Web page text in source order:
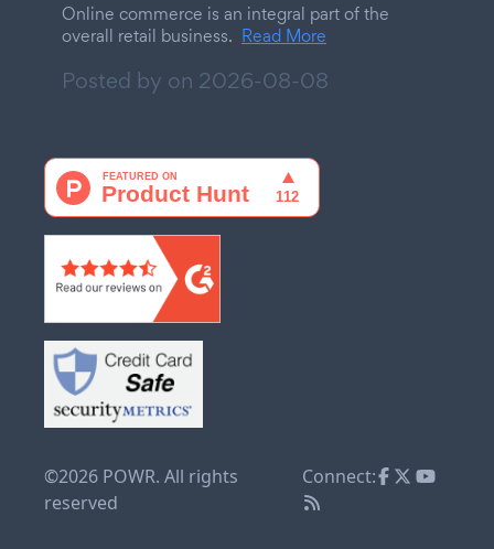
Online commerce is an integral part of the
overall retail business. Read More
Posted by on 2026-08-08
©2026 POWR. All rights
reserved
Connect: